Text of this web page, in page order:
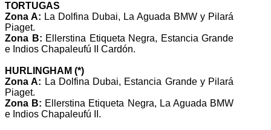
TORTUGAS
Zona A: La Dolfina Dubai, La Aguada BMW y Pilará
Piaget.
Zona B: Ellerstina Etiqueta Negra, Estancia Grande
e Indios Chapaleufú II Cardón.
HURLINGHAM (*)
Zona A: La Dolfina Dubai, Estancia Grande y Pilará
Piaget.
Zona B: Ellerstina Etiqueta Negra, La Aguada BMW
e Indios Chapaleufú II.